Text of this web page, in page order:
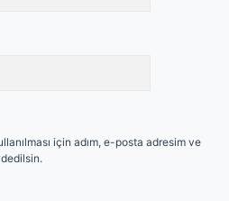
için adım, e-posta adresim ve